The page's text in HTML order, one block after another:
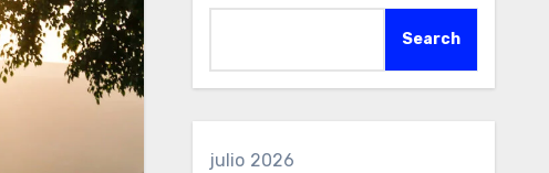
Search
julio 2026